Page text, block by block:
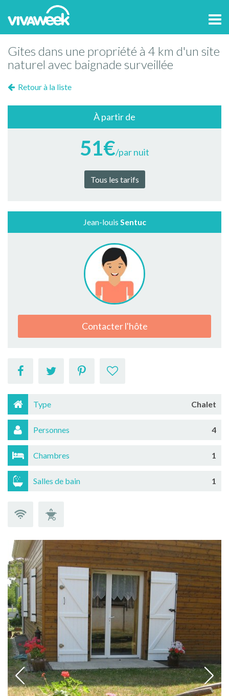
Gites dans une propriété à 4 km d'un site
naturel avec baignade surveillée
Retour à la liste
À partir de
51€/par nuit
Tous les tarifs
Jean-louis Sentuc
Contacter l'hôte
Type Chalet
Personnes 4
Chambres 1
Salles de bain 1